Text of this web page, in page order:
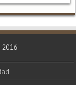
enfrentándose a